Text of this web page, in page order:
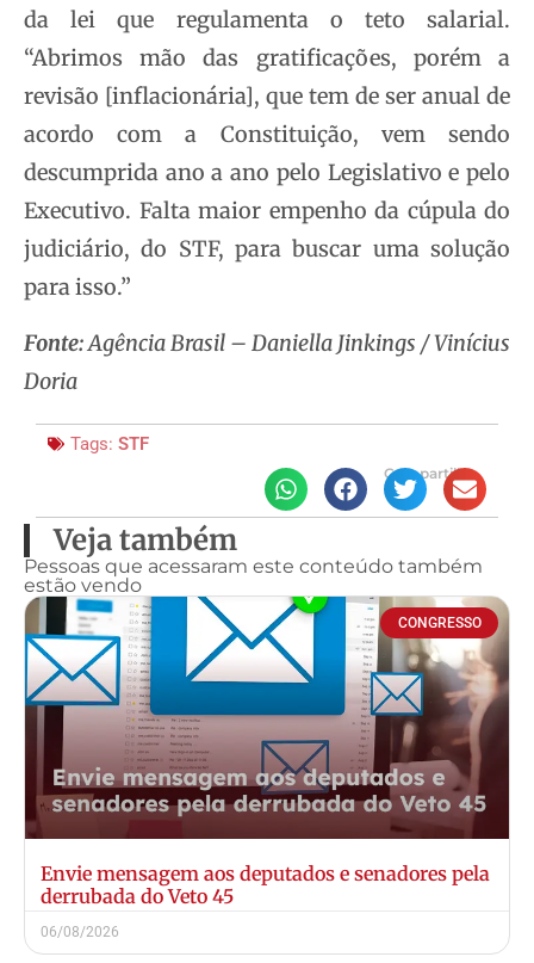
da lei que regulamenta o teto salarial.
“Abrimos mão das gratificações, porém a
revisão [inflacionária], que tem de ser anual de
acordo com a Constituição, vem sendo
descumprida ano a ano pelo Legislativo e pelo
Executivo. Falta maior empenho da cúpula do
judiciário, do STF, para buscar uma solução
para isso.”
Fonte:Agência Brasil – Daniella Jinkings / Vinícius
Doria
Tags: STF
Compartilhe
Veja também
Pessoas que acessaram este conteúdo também
estão vendo
CONGRESSO
Envie mensagem aos deputados e senadores pela
derrubada do Veto 45
06/08/2026